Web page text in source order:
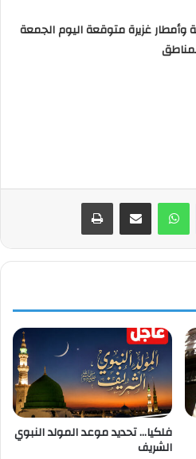
غزيرة متوقعة اليوم الجمعة
واتساب
فلكيا… تحديد موعد المولد النبوي
الشريف